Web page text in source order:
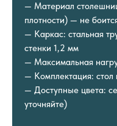
— Материал
плотности) — не
— Каркас: стальная
стенки 1,2 мм
— Максимальная
— Комплектация: стол
— Доступные цвета:
уточняйте)